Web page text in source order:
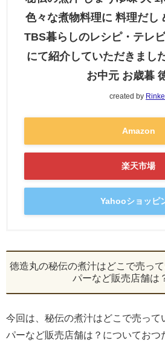
色々な煮物料理に 料理だし
TBS暮らしのレシピ・テレ
にて紹介していただきまし
お中元 お歳暮
created by
Amazon
楽天市場
Yahooショッピ
徳造丸の秘伝の煮汁はどこで売っ
パーなど販売店舗は
今回は、秘伝の煮汁はどこで売って
パーなど販売店舗は？についておつ